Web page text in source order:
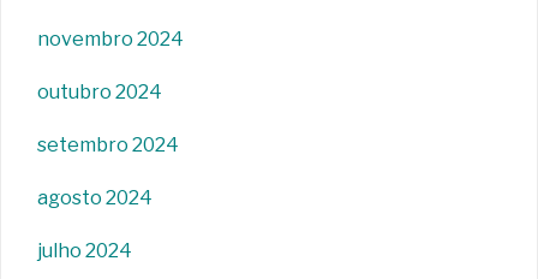
novembro 2024
outubro 2024
setembro 2024
agosto 2024
julho 2024